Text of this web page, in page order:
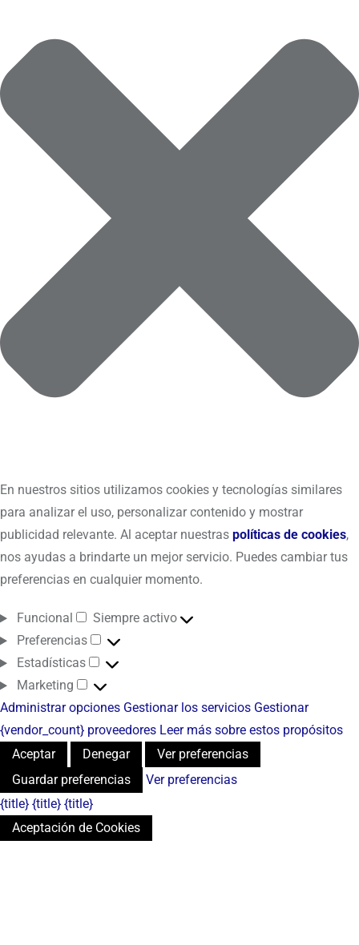
En nuestros sitios utilizamos cookies y tecnologías similares
para analizar el uso, personalizar contenido y mostrar
publicidad relevante. Al aceptar nuestras políticas de cookies,
nos ayudas a brindarte un mejor servicio. Puedes cambiar tus
preferencias en cualquier momento.
Funcional
Siempre activo
Preferencias
Estadísticas
Marketing
Administrar opciones Gestionar los servicios Gestionar
{vendor_count} proveedores Leer más sobre estos propósitos
Aceptar
Denegar
Ver preferencias
Guardar preferencias
Ver preferencias
{title} {title} {title}
Aceptación de Cookies